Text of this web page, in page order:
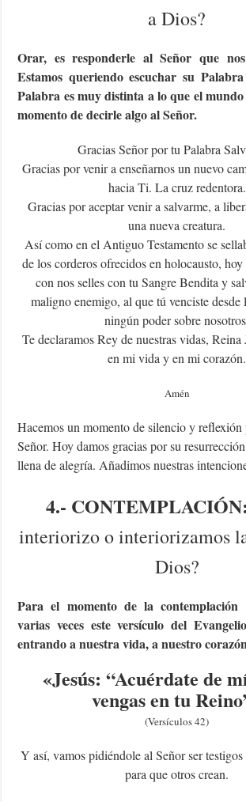
a Dios?
Orar, es responderle al Señor que
Estamos queriendo escuchar su
Palabra es muy distinta a lo que el mundo
momento de decirle algo al Señor.
Gracias Señor por tu Palabra
Gracias por venir a enseñarnos un nuevo
hacia Ti. La cruz redentora.
Gracias por aceptar venir a salvarme, a
una nueva creatura.
Así como en el Antiguo Testamento se
de los corderos ofrecidos en holocausto,
con nos selles con tu Sangre Bendita y
maligno enemigo, al que tú venciste desde
ningún poder sobre
Te declaramos Rey de nuestras vidas, Reina
en mi vida y en mi corazón.
Amén
Hacemos un momento de silencio y reflexión
Señor. Hoy damos gracias por su
llena de alegría. Añadimos nuestras
4.- CONTEMPLACIÓN:
interiorizo o interiorizamos
Dios?
Para el momento de la contemplación
varias veces este versículo del
entrando a nuestra vida, a nuestro
«Jesús: “Acuérdate de
vengas en tu
(Versículos 42)
Y así, vamos pidiéndole al Señor ser
para que otros crean.